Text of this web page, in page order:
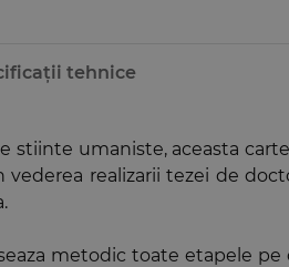
tehnice
umaniste, aceasta
realizarii tezei de
metodic toate etapele